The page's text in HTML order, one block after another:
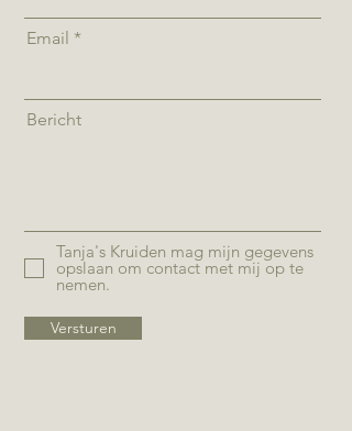
Email
Bericht
Tanja's Kruiden mag mijn gegevens
opslaan om contact met mij op te
nemen.
Versturen